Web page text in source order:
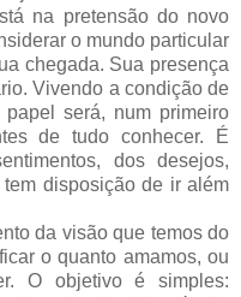
na pretensão do novo
o mundo particular
chegada. Sua presença
Vivendo a condição de
será, num primeiro
de tudo conhecer. É
dos desejos,
disposição de ir além
que temos do
o quanto amamos, ou
O objetivo é simples: